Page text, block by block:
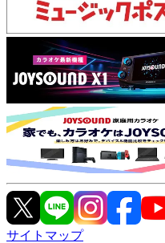
サイトマップ